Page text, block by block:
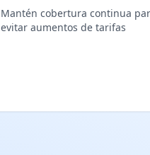
Mantén cobertura continua
evitar aumentos de tarifas